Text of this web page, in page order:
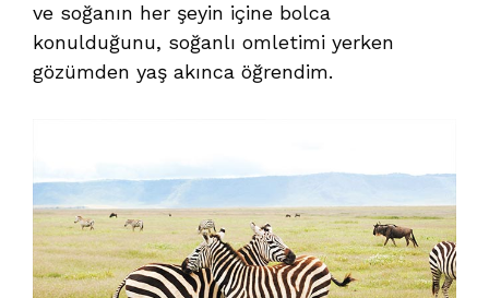
ve soğanın her şeyin içine bolca
konulduğunu, soğanlı omletimi yerken
gözümden yaş akınca öğrendim.